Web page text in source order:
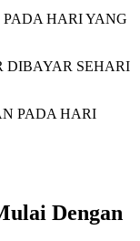
HARI YANG
DIBAYAR SEHARI
PADA HARI
Dengan